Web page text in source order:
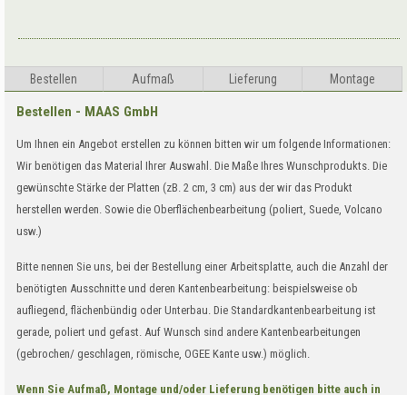
Bestellen Aufmaß Lieferung Montage
Bestellen - MAAS GmbH
Um Ihnen ein Angebot erstellen zu können bitten wir um folgende Informationen:
Wir benötigen das Material Ihrer Auswahl. Die Maße Ihres Wunschprodukts. Die
gewünschte Stärke der Platten (zB. 2 cm, 3 cm) aus der wir das Produkt
herstellen werden. Sowie die Oberflächenbearbeitung (poliert, Suede, Volcano
usw.)
Bitte nennen Sie uns, bei der Bestellung einer Arbeitsplatte, auch die Anzahl der
benötigten Ausschnitte und deren Kantenbearbeitung: beispielsweise ob
aufliegend, flächenbündig oder Unterbau. Die Standardkantenbearbeitung ist
gerade, poliert und gefast. Auf Wunsch sind andere Kantenbearbeitungen
(gebrochen/ geschlagen, römische, OGEE Kante usw.) möglich.
Wenn Sie Aufmaß, Montage und/oder Lieferung benötigen bitte auch in